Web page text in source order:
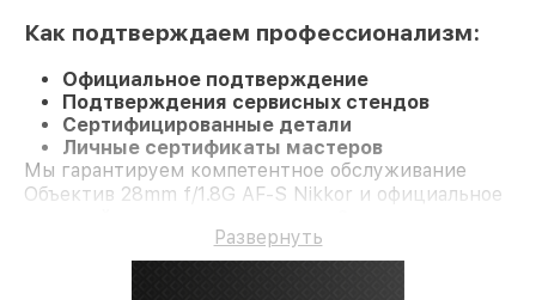
Как подтверждаем профессионализм:
Официальное подтверждение
Подтверждения сервисных стендов
Сертифицированные детали
Личные сертификаты мастеров
Мы гарантируем компетентное обслуживание
Объектив 28mm f/1.8G AF-S Nikkor и официальное
Развернуть